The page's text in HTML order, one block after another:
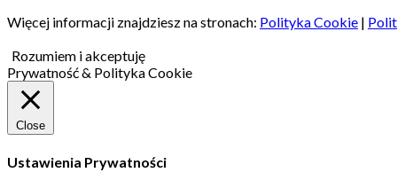
Więcej informacji znajdziesz na stronach: Polityka Cookie |
Rozumiem i akceptuję
Prywatność & Polityka Cookie
Close
Ustawienia Prywatności